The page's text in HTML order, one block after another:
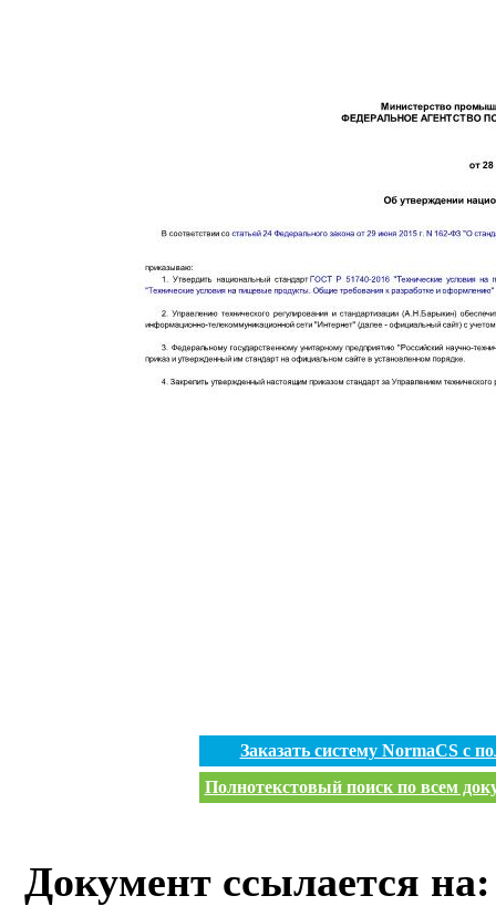
Заказать систему NormaCS с
Полнотекстовый поиск по всем
Документ ссылается на: